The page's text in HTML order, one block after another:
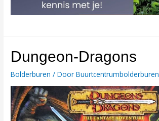
Dungeon-Dragons
Bolderburen / DoorBuurtcentrumbolderburen